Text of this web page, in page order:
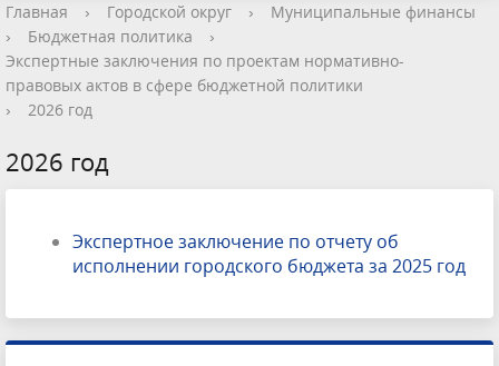
Главная › Городской округ ›
Муниципальные финансы
›
Бюджетная политика
›
Экспертные заключения по проектам нормативно-
правовых актов в сфере бюджетной политики
›
2026 год
2026 год
Экспертное заключение по отчету об
исполнении городского бюджета за 2025 год